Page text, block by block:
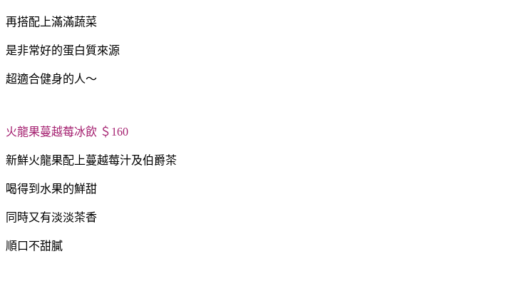
再搭配上滿滿蔬菜
是非常好的蛋白質來源
超適合健身的人～
火龍果蔓越莓冰飲 ＄160
新鮮火龍果配上蔓越莓汁及伯爵茶
喝得到水果的鮮甜
同時又有淡淡茶香
順口不甜膩